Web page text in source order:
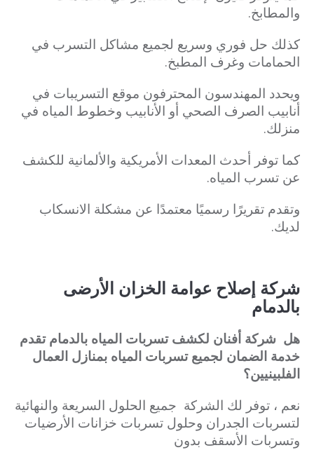
والمطابخ.
كذلك حل فوري وسريع لجميع مشاكل التسرب في
الحمامات وغرف المطبخ.
ويحدد المهندسون المحترفون موقع التسريبات في
أنابيب الصرف الصحي أو الأنابيب وخطوط المياه في
منزلك.
كما توفر أحدث المعدات الأمريكية والألمانية للكشف
عن تسرب المياه.
وتقدم تقريرًا رسميًا معتمدًا عن مشكلة الانسكاب
لديك.
شركة إصلاح عوامة الخزان الأرضى
بالدمام
هل شركة أفنان لكشف تسربات المياه بالدمام تقدم
خدمة الضمان لجميع تسربات المياه بمنازل العمال
الفلبينيين؟
نعم ، توفر لك الشركة جميع الحلول السريعة والنهائية
لتسربات الجدران وحلول تسربات خزانات الأرضيات
وتسربات الأسقف بدون